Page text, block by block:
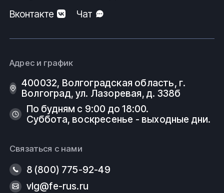
Вконтакте
Чат
Адрес и график
400032, Волгоградская область, г.
Волгоград, ул. Лазоревая, д. 338б
По будням с 9:00 до 18:00.
Суббота, воскресенье - выходные дни.
Связаться с нами
8 (800) 775-92-49
vlg@fe-rus.ru